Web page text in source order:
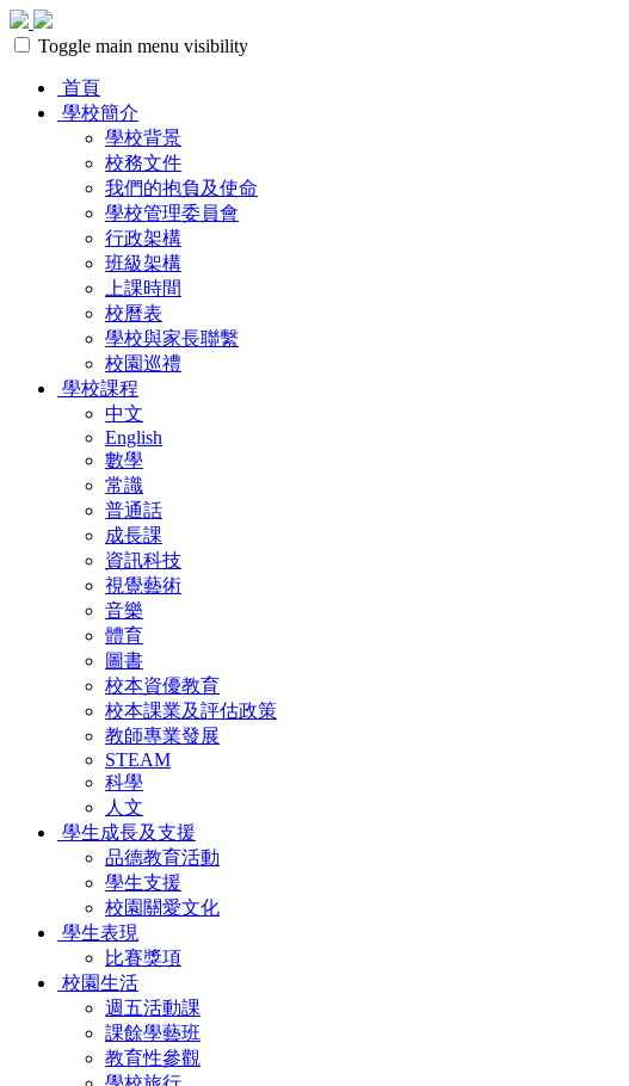
Toggle main menu visibility
首頁
學校簡介
學校背景
校務文件
我們的抱負及使命
學校管理委員會
行政架構
班級架構
上課時間
校曆表
學校與家長聯繫
校園巡禮
學校課程
中文
English
數學
常識
普通話
成長課
資訊科技
視覺藝術
音樂
體育
圖書
校本資優教育
校本課業及評估政策
教師專業發展
STEAM
科學
人文
學生成長及支援
品德教育活動
學生支援
校園關愛文化
學生表現
比賽獎項
校園生活
週五活動課
課餘學藝班
教育性參觀